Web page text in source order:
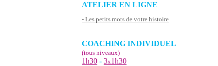
ATELIER EN LIGNE
- Les petits mots de votre histoire
COACHING INDIVIDUEL
(tous niveaux)
1h30 - 3x1h30